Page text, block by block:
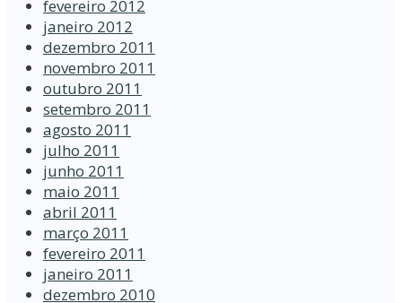
fevereiro 2012
janeiro 2012
dezembro 2011
novembro 2011
outubro 2011
setembro 2011
agosto 2011
julho 2011
junho 2011
maio 2011
abril 2011
março 2011
fevereiro 2011
janeiro 2011
dezembro 2010